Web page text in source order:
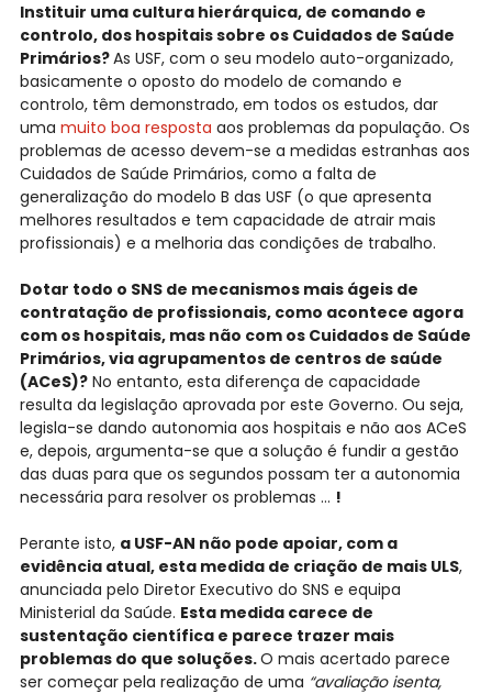
Instituir uma cultura hierárquica, de comando e
controlo, dos hospitais sobre os Cuidados de Saúde
Primários?As USF, com o seu modelo auto-organizado,
basicamente o oposto do modelo de comando e
controlo, têm demonstrado, em todos os estudos, dar
uma muito boa resposta aos problemas da população. Os
problemas de acesso devem-se a medidas estranhas aos
Cuidados de Saúde Primários, como a falta de
generalização do modelo B das USF (o que apresenta
melhores resultados e tem capacidade de atrair mais
profissionais) e a melhoria das condições de trabalho.
Dotar todo o SNS de mecanismos mais ágeis de
contratação de profissionais, como acontece agora
com os hospitais, mas não com os Cuidados de Saúde
Primários, via agrupamentos de centros de saúde
(ACeS)?No entanto, esta diferença de capacidade
resulta da legislação aprovada por este Governo. Ou seja,
legisla-se dando autonomia aos hospitais e não aos ACeS
e, depois, argumenta-se que a solução é fundir a gestão
das duas para que os segundos possam ter a autonomia
necessária para resolver os problemas … !
Perante isto, a USF-AN não pode apoiar, com a
evidência atual, esta medida de criação de mais ULS,
anunciada pelo Diretor Executivo do SNS e equipa
Ministerial da Saúde. Esta medida carece de
sustentação científica e parece trazer mais
problemas do que soluções.O mais acertado parece
ser começar pela realização de uma “avaliação isenta,